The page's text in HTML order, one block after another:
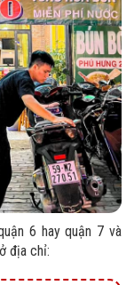
6 hay quận 7 và
địa chỉ: